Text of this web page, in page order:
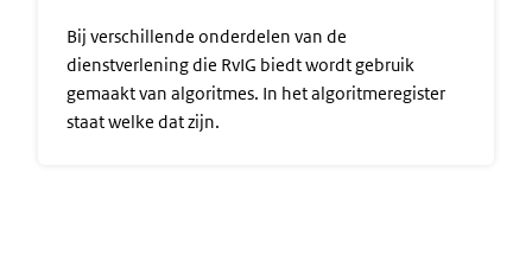
Bij verschillende onderdelen van de
dienstverlening die RvIG biedt wordt gebruik
gemaakt van algoritmes. In het algoritmeregister
staat welke dat zijn.